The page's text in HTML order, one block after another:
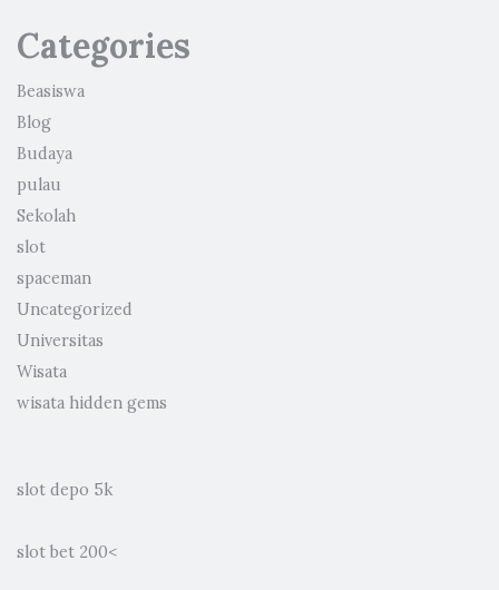
Categories
Beasiswa
Blog
Budaya
pulau
Sekolah
slot
spaceman
Uncategorized
Universitas
Wisata
wisata hidden gems
slot depo 5k
slot bet 200<